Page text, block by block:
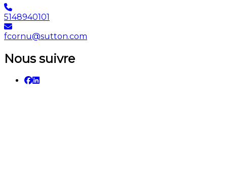
5148940101
fcornu@sutton.com
Nous suivre